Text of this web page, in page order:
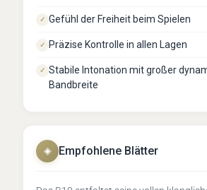
✓ Gefühl der Freiheit beim Spielen
✓ Präzise Kontrolle in allen Lagen
✓ Stabile Intonation mit großer
Bandbreite
◈ Empfohlene Blätter